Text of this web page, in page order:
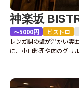
神楽坂
〜5000円 ビストロ
レンガ調の壁が温かい雰
に、小皿料理や肉のグリ